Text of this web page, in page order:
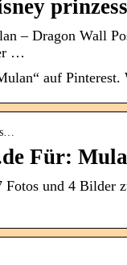
– Dragon Wall
…
auf
Für:
und 4 Bilder